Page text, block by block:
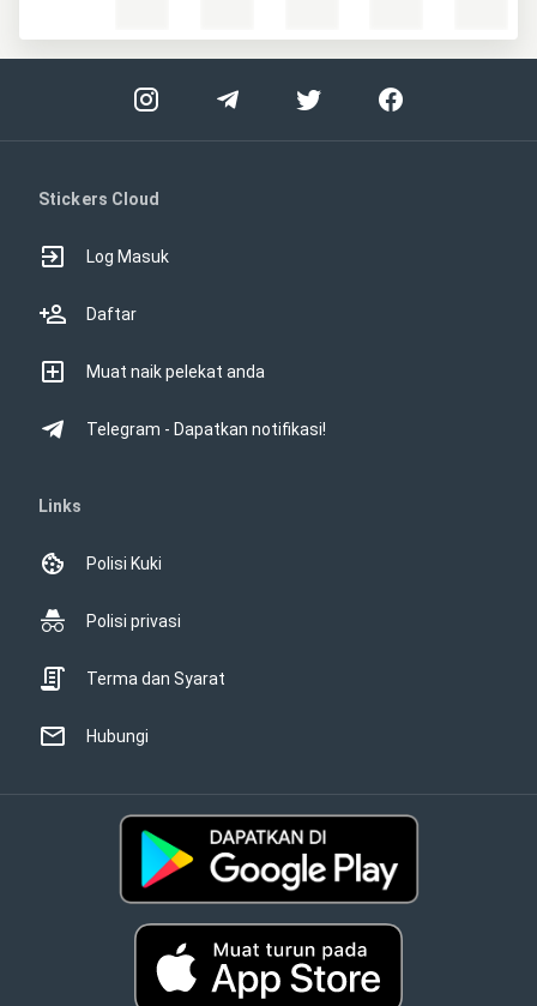
Stickers Cloud
Log Masuk
Daftar
Muat naik pelekat anda
Telegram - Dapatkan notifikasi!
Links
Polisi Kuki
Polisi privasi
Terma dan Syarat
Hubungi